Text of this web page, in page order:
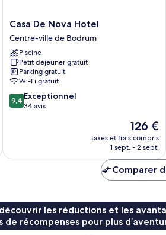
Casa
De
Nova
Hotel
Centre-
ville
de
Bodrum
Casa De Nova Hotel
Centre-ville de Bodrum
Piscine
Petit déjeuner gratuit
Parking gratuit
Wi-Fi gratuit
9.4
sur
9,4 Exceptionnel
34 avis
Le
nouveau
prix
de
126 €
126 €
taxes et frais compris
1 sept. - 2 sept.
Comparer
les réductions et les
de récompenses pour plus